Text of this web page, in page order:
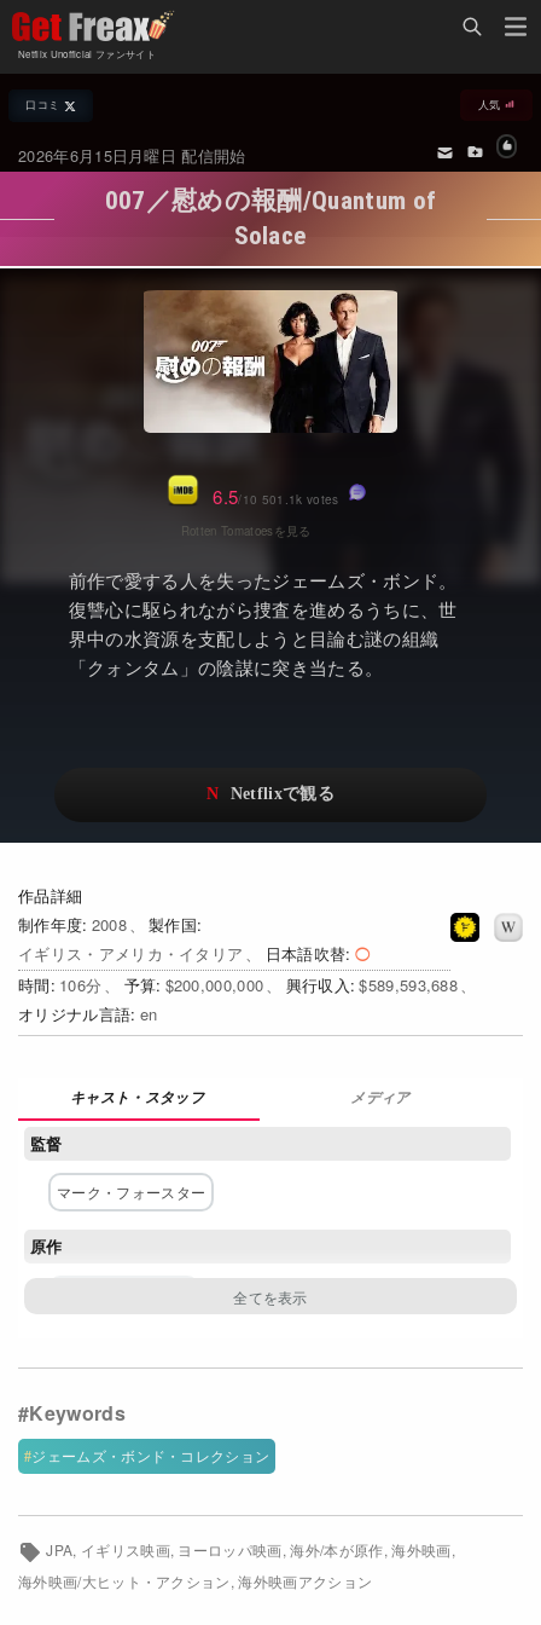
Netflix Unofficial ファンサイト
Netflix新着作品
オールジャンル
海外ドラマ・シリーズ
海外映画
国内TV番組・ドラマ
国内映画
アジアTV番組・ドラマ
アジア映画
ドキュメンタリー
Netflixオリジナル作品
その他の国のTV番組
配信終了予定の作品
海外ドラマ・ラインナップ
Netflix 人気ランキング
Netflix 全作品ラインナップ
Netflix配信作品カスタム検索
トレンド
VOD 総合作品情報
Netflix・VOD総合News
Watchlistへ
Netflix Video
Netflix 高い評価の海外作品
Watchlist
Netflixコース別料金プラン
口コミ 人気
2026年6月15日月曜日 配信開始
007／慰めの報酬/Quantum of
Solace
前作で愛する人を失ったジェームズ・ボンド。
復讐心に駆られながら捜査を進めるうちに、世
界中の水資源を支配しようと目論む謎の組織
「クォンタム」の陰謀に突き当たる。
作品詳細
制作年度 2008
製作国
イギリス・アメリカ・イタリア
日本語吹替
時間 106 予算 $200,000,000 興行収入 $589,593,688
オリジナル言語 en
6.5/10 501.1k votes
メディア
監督
マーク・フォースター
原作
ニール・パーヴィス ロバート・ウェイド
ダニエル・クレイグ オルガ・キュリレンコ
マチュー・アマルリック ジャンカルロ・ジャンニーニ
ジェームズ・ボンド・コレクション
JPA イギリス映画 ヨーロッパ映画 海外/本が原作 海外映画
海外映画/大ヒット・アクション 海外映画アクション